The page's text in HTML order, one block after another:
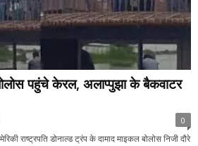
पहुंचे केरल, अलाप्पुझा के बैकवाटर
0
राष्ट्रपति डोनाल्ड ट्रंप के दामाद माइकल बोलोस निजी दौरे